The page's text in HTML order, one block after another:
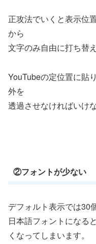
正攻法でいくと表示位
から
文字のみ自由に打ち替
YouTubeの定位置に貼
外を
透過させなければいけ
②フォントが少ない
デフォルト表示では30
日本語フォントになる
くなってしまいます。